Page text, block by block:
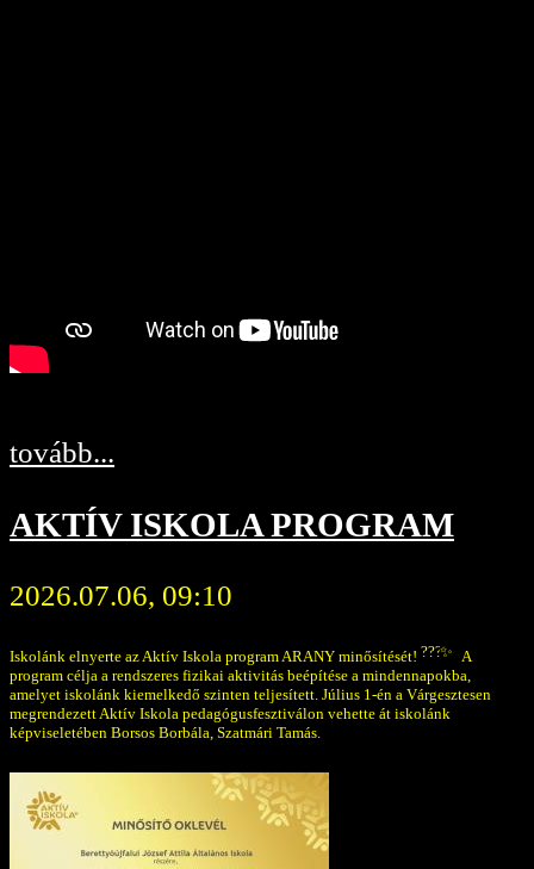
tovább...
AKTÍV ISKOLA PROGRAM
2026.07.06, 09:10
Iskolánk elnyerte az Aktív Iskola program ARANY minősítését!
A
program célja a rendszeres fizikai aktivitás beépítése a mindennapokba,
amelyet iskolánk kiemelkedő szinten teljesített. Július 1-én a Várgesztesen
megrendezett Aktív Iskola pedagógusfesztiválon vehette át iskolánk
képviseletében Borsos Borbála, Szatmári Tamás.